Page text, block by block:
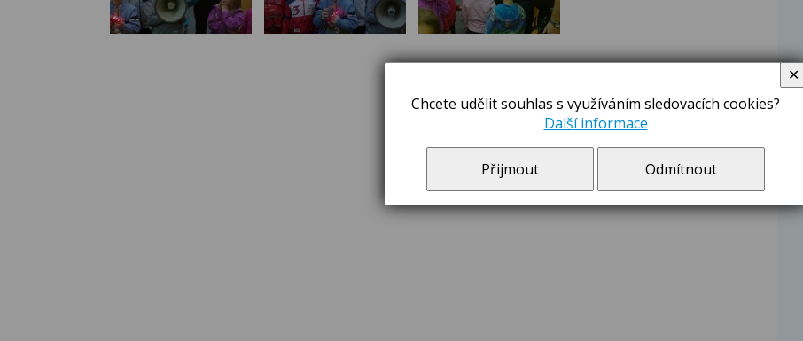
Chcete udělit souhlas s využíváním sledovacích cookies?
Další informace
Přijmout Odmítnout
✕